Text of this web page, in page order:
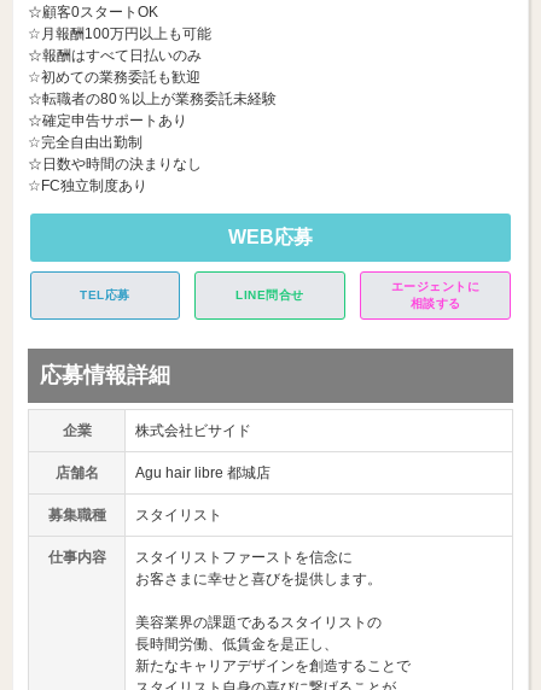
☆顧客0スタートOK
☆月報酬100万円以上も可能
☆報酬はすべて日払いのみ
☆初めての業務委託も歓迎
☆転職者の80％以上が業務委託未経験
☆確定申告サポートあり
☆完全自由出勤制
☆日数や時間の決まりなし
☆FC独立制度あり
WEB応募
TEL応募 LINE問合せ
エージェントに
相談する
応募情報詳細
企業 株式会社ビサイド
店舗名 Agu hair libre 都城店
募集職種 スタイリスト
仕事内容
スタイリストファーストを信念に
お客さまに幸せと喜びを提供します。
美容業界の課題であるスタイリストの
長時間労働、低賃金を是正し、
新たなキャリアデザインを創造することで